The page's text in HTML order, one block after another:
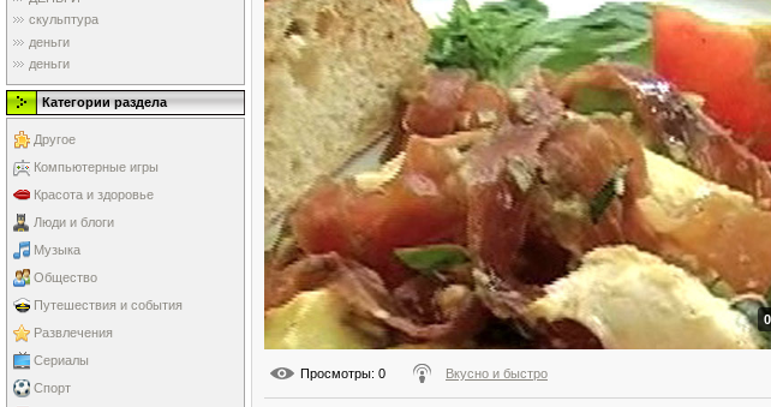
скульптура
деньги
деньги
Категории раздела
Другое
Компьютерные игры
Красота и здоровье
Люди и блоги
Музыка
Общество
Путешествия и события
Развлечения
Сериалы
Спорт
Просмотры: 0 Вкусно и быстро